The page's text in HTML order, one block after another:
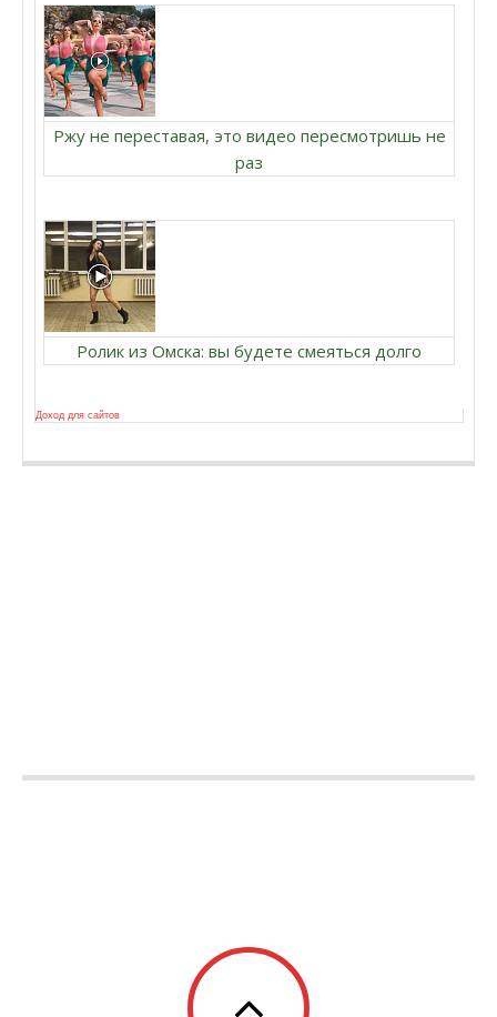
Ржу не переставая, это видео пересмотришь не
раз
Ролик из Омска: вы будете смеяться долго
Доход для сайтов